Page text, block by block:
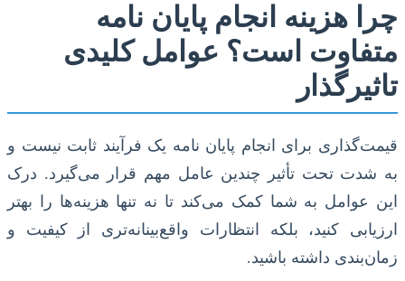
چرا هزینه انجام پایان نامه
متفاوت است؟ عوامل کلیدی
تاثیرگذار
قیمت‌گذاری برای انجام پایان نامه یک فرآیند ثابت نیست و
به شدت تحت تأثیر چندین عامل مهم قرار می‌گیرد. درک
این عوامل به شما کمک می‌کند تا نه تنها هزینه‌ها را بهتر
ارزیابی کنید، بلکه انتظارات واقع‌بینانه‌تری از کیفیت و
زمان‌بندی داشته باشید.